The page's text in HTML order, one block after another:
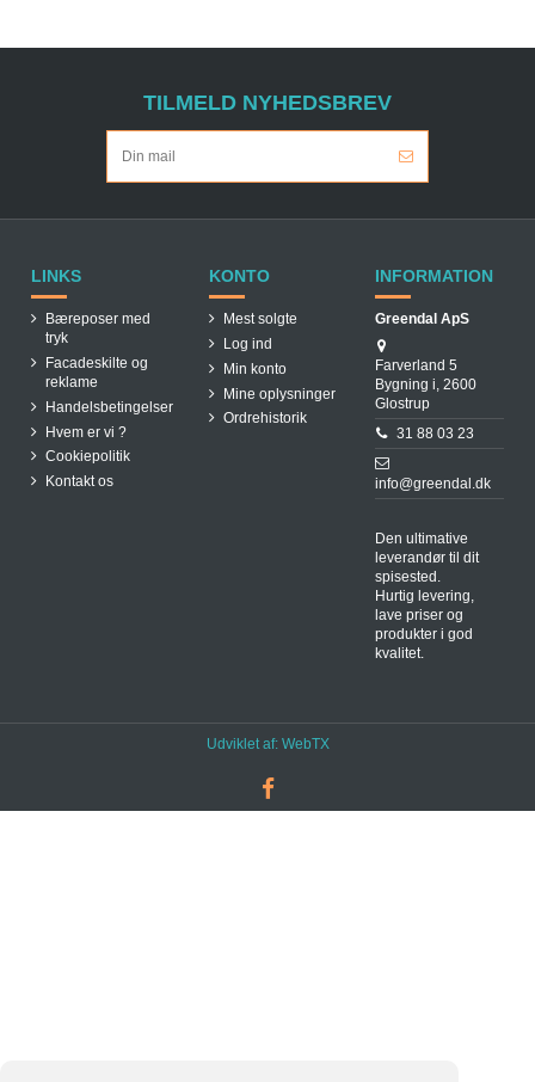
TILMELD NYHEDSBREV
LINKS
Bæreposer med
tryk
Facadeskilte og
reklame
Handelsbetingelser
Hvem er vi ?
Cookiepolitik
Kontakt os
KONTO
Mest solgte
Log ind
Min konto
Mine oplysninger
Ordrehistorik
INFORMATION
Greendal ApS
Farverland 5
Bygning i, 2600
Glostrup
31 88 03 23
info@greendal.dk
Den ultimative
leverandør til dit
spisested.
Hurtig levering,
lave priser og
produkter i god
kvalitet.
Udviklet af: WebTX